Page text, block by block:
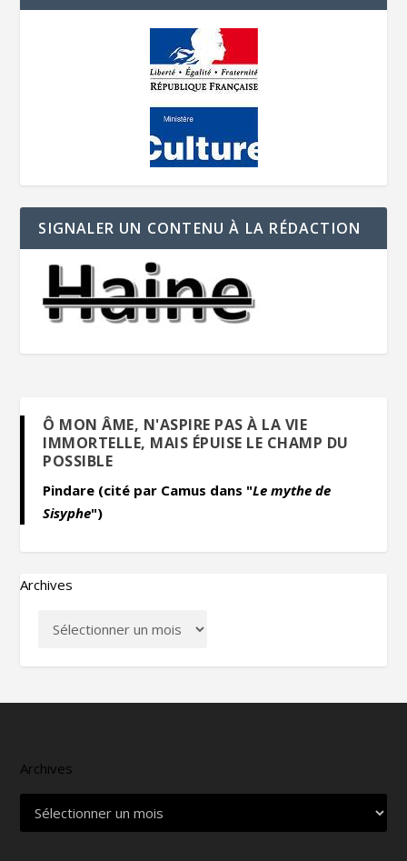
SIGNALER UN CONTENU À LA RÉDACTION
Ô MON ÂME, N'ASPIRE PAS À LA VIE
IMMORTELLE, MAIS ÉPUISE LE CHAMP DU
POSSIBLE
Pindare (cité par Camus dans "Le mythe de
Sisyphe")
Archives
Archives